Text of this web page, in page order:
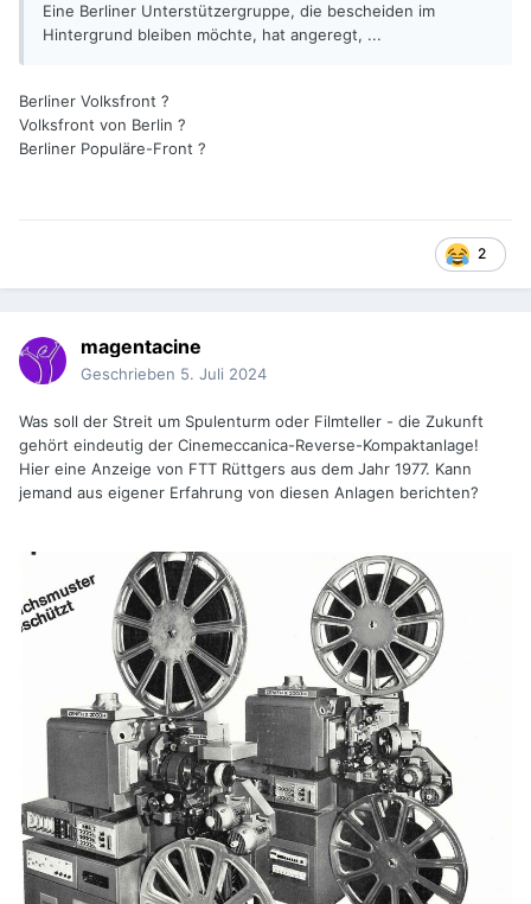
Eine Berliner Unterstützergruppe, die bescheiden im
Hintergrund bleiben möchte, hat angeregt, ...
Berliner Volksfront ?
Volksfront von Berlin ?
Berliner Populäre-Front ?
2
magentacine
Geschrieben 5. Juli 2024
Was soll der Streit um Spulenturm oder Filmteller - die Zukunft
gehört eindeutig der Cinemeccanica-Reverse-Kompaktanlage!
Hier eine Anzeige von FTT Rüttgers aus dem Jahr 1977. Kann
jemand aus eigener Erfahrung von diesen Anlagen berichten?